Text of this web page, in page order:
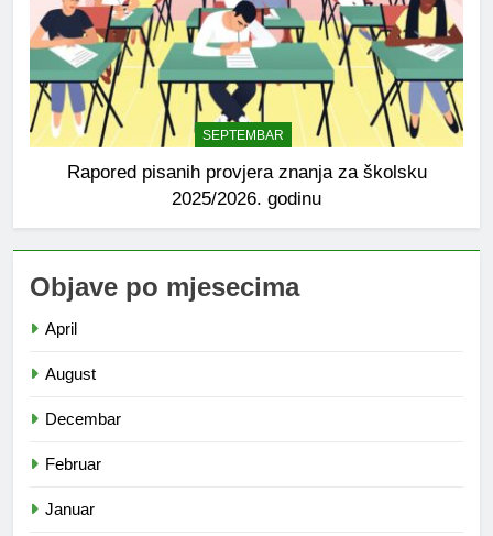
SEPTEMBAR
Rapored pisanih provjera znanja za školsku
2025/2026. godinu
Objave po mjesecima
April
August
Decembar
Februar
Januar